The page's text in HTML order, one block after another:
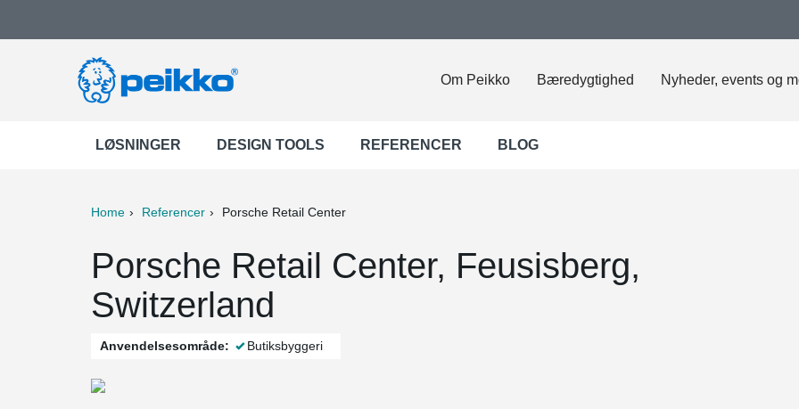
Om Peikko Bæredygtighed Nyheder, events og
LØSNINGER DESIGN TOOLS REFERENCER BLOG
Home Referencer Porsche Retail Center
Porsche Retail Center, Feusisberg,
Switzerland
Anvendelsesområde: Butiksbyggeri